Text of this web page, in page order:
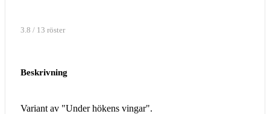
3.8 / 13 röster
Beskrivning
Variant av "Under hökens vingar".